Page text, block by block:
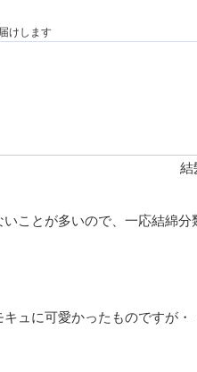
けします
結
ことが多いので、一応結綿分
ュに可愛かったものですが・